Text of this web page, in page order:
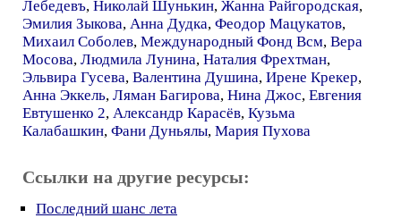
Лебедевъ, Николай Шунькин, Жанна Райгородская,
Эмилия Зыкова, Анна Дудка, Феодор Мацукатов,
Михаил Соболев, Международный Фонд Всм, Вера
Мосова, Людмила Лунина, Наталия Фрехтман,
Эльвира Гусева, Валентина Душина, Ирене Крекер,
Анна Эккель, Ляман Багирова, Нина Джос, Евгения
Евтушенко 2, Александр Карасёв, Кузьма
Калабашкин, Фани Дуньялы, Мария Пухова
Ссылки на другие ресурсы:
Последний шанс лета